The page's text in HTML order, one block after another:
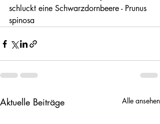
schluckt eine Schwarzdornbeere - Prunus
spinosa
Aktuelle Beiträge Alle ansehen